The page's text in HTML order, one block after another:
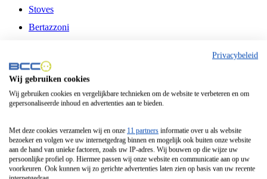
Stoves
Bertazzoni
Fitelli
Airfryer
Frituurpan
Contactgrill
Broodbakmachine
Broodrooster
Privacybeleid
Wij gebruiken cookies
Wij gebruiken cookies en vergelijkbare technieken om de website te verbeteren en om
gepersonaliseerde inhoud en advertenties aan te bieden.
Met deze cookies verzamelen wij en onze 11 partners informatie over u als website
bezoeker en volgen we uw internetgedrag binnen en mogelijk ook buiten onze website
aan de hand van unieke factoren, zoals uw IP-adres. Wij bouwen op die wijze uw
persoonlijke profiel op. Hiermee passen wij onze website en communicatie aan op uw
voorkeuren. Ook kunnen wij zo gerichte advertenties laten zien op basis van uw recente